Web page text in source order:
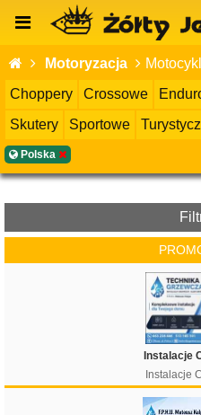
Motoryzacja
Choppery
Crossowe
Skutery
Sportowe
Polska
Instalacje
Instalacje